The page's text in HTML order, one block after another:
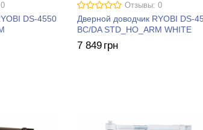
DS-4550
Отзывы: 0
Дверной доводчик RYOBI DS-
BC/DA STD_HO_ARM WHITE
7 849 грн